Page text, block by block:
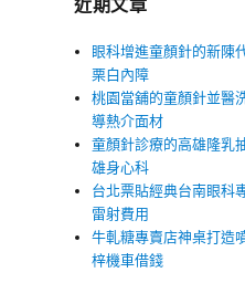
近期文章
眼科增進童顏針的新陳
栗白內障
桃園當舖的童顏針並醫
導熱介面材
童顏針診療的高雄隆乳
雄身心科
台北票貼經典台南眼科
雷射費用
牛軋糖專賣店神桌打造
梓機車借錢